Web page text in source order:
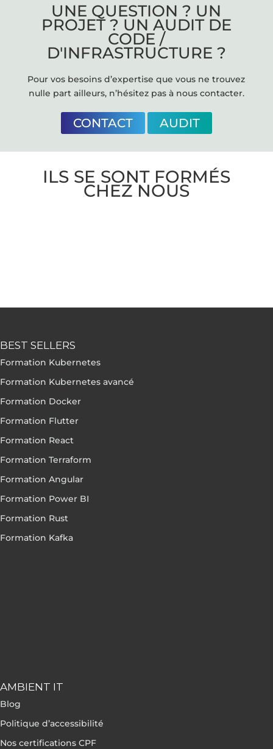
UNE QUESTION ? UN
PROJET ? UN AUDIT DE
CODE /
D'INFRASTRUCTURE ?
Pour vos besoins d’expertise que vous ne trouvez
nulle part ailleurs, n’hésitez pas à nous contacter.
CONTACT AUDIT
ILS SE SONT FORMÉS
CHEZ NOUS
BEST SELLERS
Formation Kubernetes
Formation Kubernetes avancé
Formation Docker
Formation Flutter
Formation React
Formation Terraform
Formation Angular
Formation Power BI
Formation Rust
Formation Kafka
AMBIENT IT
Blog
Politique d’accessibilité
Nos certifications CPF